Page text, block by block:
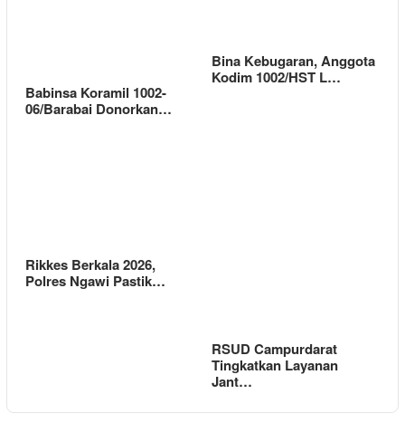
Babinsa Koramil 1002-
06/Barabai Donorkan…
Bina Kebugaran, Anggota
Kodim 1002/HST L…
Rikkes Berkala 2026,
Polres Ngawi Pastik…
RSUD Campurdarat
Tingkatkan Layanan
Jant…